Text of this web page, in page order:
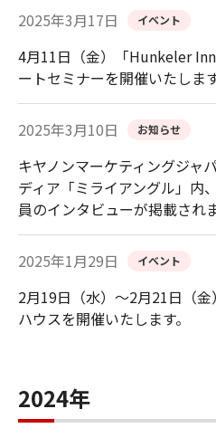
2025年3月17日 イベント
4月11日（金）「Hunkeler
ートセミナーを開催いたします
2025年3月10日 お知らせ
キヤノンマーケティングジャ
ディア「ミライアングル」内
員のインタビューが掲載され
2025年1月29日 イベント
2月19日（水）～2月21日（
ハウスを開催いたします。
2024年